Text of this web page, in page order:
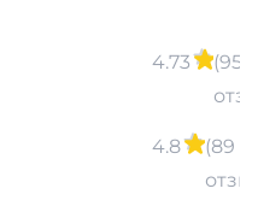
4.73
(95
4.8
(89